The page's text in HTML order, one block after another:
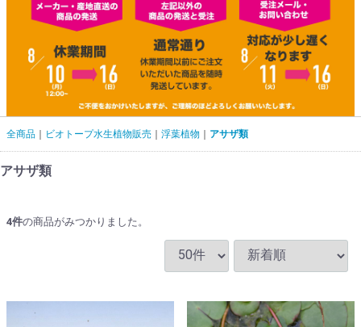
全商品 ビオトープ水生植物販売 浮葉植物 アサザ類
アサザ類
4件の商品がみつかりました。